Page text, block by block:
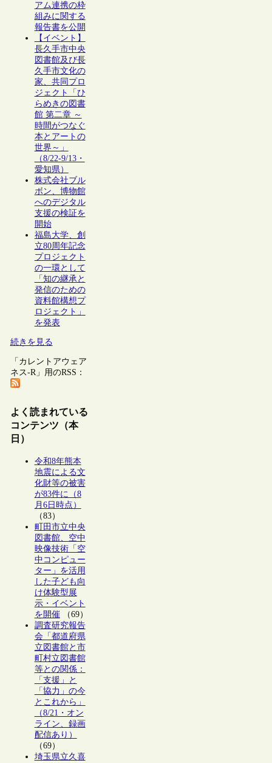
アム連携の枠
組みに関する
報告書を公開
【イベント】
長久手市中央
図書館及び長
久手市文化の
家、共同プロ
ジェクト「ひ
らめきの図書
館 第二章 ～
時間がつなぐ
本とアートの
世界～」
（8/22-9/13・
愛知県）
株式会社ブル
ボン、博物館
へのデジタル
支援の検証を
開始
福島大学、創
立80周年記念
プロジェクト
の一環として
「知の継承と
発信のための
資料館構想プ
ロジェクト」
を発表
続きを見る
「カレントアウェア
ネス-R」用のRSS：
よく読まれている
コンテンツ（本
日）
令和8年熊本
地震による文
化財等の被害
が83件に（8
月6日時点）
（83）
町田市立中央
図書館、空中
映像技術「空
中コンピュー
ター」を活用
した子ども向
け体験型展
示・イベント
を開催（69）
調査研究報告
会「都道府県
立図書館と市
町村立図書館
等との関係：
「支援」と
「協力」の今
とこれから」
（8/21・オン
ライン、録画
配信あり）
（69）
埼玉県立久喜